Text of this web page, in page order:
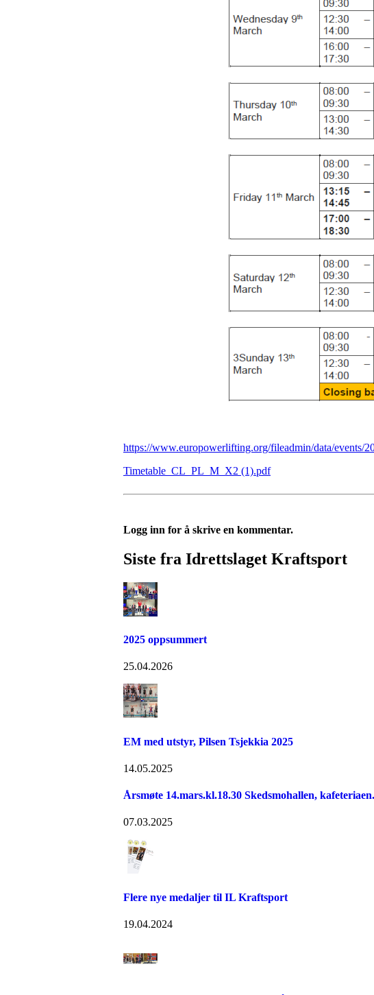
https://www.europowerlifting.org/fileadmin/data/
Timetable_CL_PL_M_X2 (1).pdf
Logg inn for å skrive en kommentar.
Siste fra Idrettslaget Kraftsport
2025 oppsummert
25.04.2026
EM med utstyr, Pilsen Tsjekkia 2025
14.05.2025
Årsmøte 14.mars.kl.18.30 Skedsmohallen, kafeteriaen.
07.03.2025
Flere nye medaljer til IL Kraftsport
19.04.2024